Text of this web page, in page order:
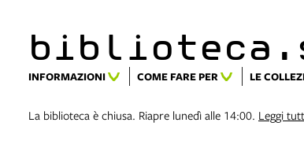
INFORMAZIONI COME FARE PER LE
La biblioteca è chiusa. Riapre lunedì alle 14:00. Leggi